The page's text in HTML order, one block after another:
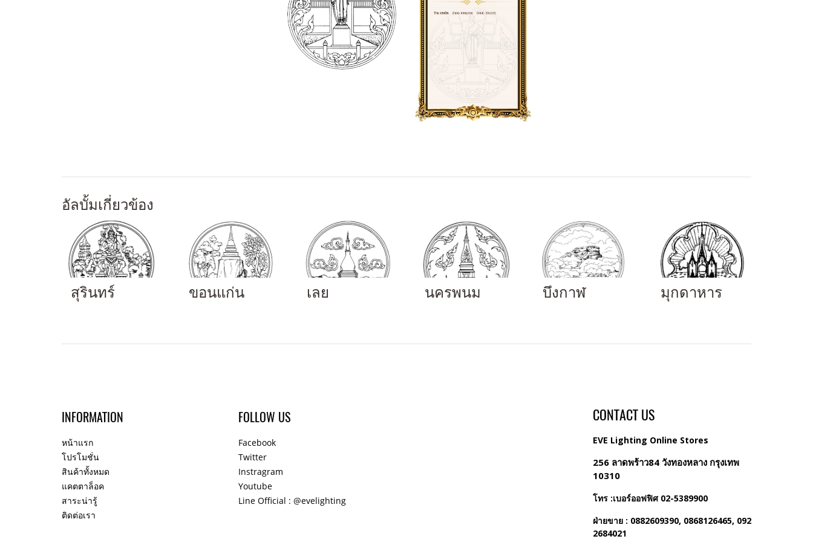
อัลบั้มเกี่ยวข้อง
สุรินทร์ ขอนแก่น เลย นครพนม บึงกาฬ มุกดาหาร
INFORMATION
หน้าแรก
โปรโมชั่น
สินค้าทั้งหมด
แคตตาล็อค
สาระน่ารู้
ติดต่อเรา
FOLLOW US
Facebook
Twitter
Instragram
Youtube
Line Official : @evelighting
CONTACT US
EVE Lighting Online Stores
256 ลาดพร้าว84 วังทองหลาง กรุงเทพ
10310
โทร :เบอร์ออฟฟิศ 02-5389900
ฝ่ายขาย : 0882609390, 0868126465, 092
2684021